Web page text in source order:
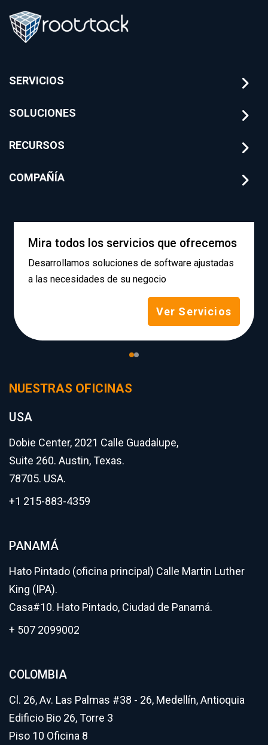
Rootstack
SERVICIOS
SOLUCIONES
RECURSOS
COMPAÑÍA
Mira todos los servicios que ofrecemos
Desarrollamos soluciones de software ajustadas
a las necesidades de su negocio
Ver Servicios
NUESTRAS OFICINAS
USA
Dobie Center, 2021 Calle Guadalupe,
Suite 260. Austin, Texas.
78705. USA.
+1 215-883-4359
PANAMÁ
Hato Pintado (oficina principal) Calle Martin Luther
King (IPA).
Casa#10. Hato Pintado, Ciudad de Panamá.
+ 507 2099002
COLOMBIA
Cl. 26, Av. Las Palmas #38 - 26, Medellín, Antioquia
Edificio Bio 26, Torre 3
Piso 10 Oficina 8